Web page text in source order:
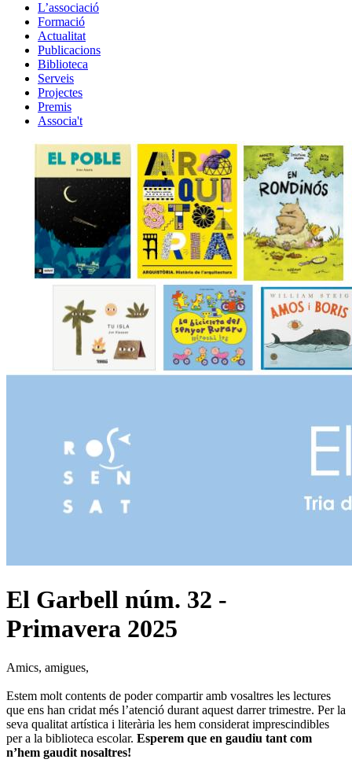
L’associació
Formació
Actualitat
Publicacions
Biblioteca
Serveis
Projectes
Premis
Associa't
El Garbell núm. 32 -
Primavera 2025
Amics, amigues,
Estem molt contents de poder compartir amb vosaltres les lectures
que ens han cridat més l’atenció durant aquest darrer trimestre. Per la
seva qualitat artística i literària les hem considerat imprescindibles
per a la biblioteca escolar. Esperem que en gaudiu tant com
n’hem gaudit nosaltres!